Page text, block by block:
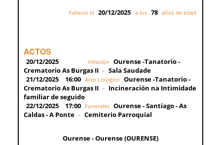
Falleció el 20/12/2025 a los 78 años de edad
ACTOS
20/12/2025 Velación Ourense -Tanatorio -
Crematorio As Burgas II - Sala Saudade
21/12/2025
16:00 Acto Litúrgico Ourense -Tanatorio -
Crematorio As Burgas II - Incineración na Intimidade
familiar de seguido
22/12/2025
17:00 Funerales Ourense - Santiago - As
Caldas - A Ponte - Cemiterio Parroquial
Ourense - Ourense (OURENSE)